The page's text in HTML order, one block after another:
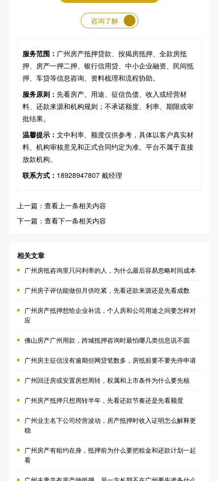
咨询了解
服务范围： 广州房产抵押贷款、按揭房抵押、全款房抵
押、房产一押二押、银行信用贷、中小企业融资、民间抵
押、车贷等信息咨询、资料梳理和流程协助。
服务原则： 先看房产、用途、征信负债、收入或经营材
料、还款来源和机构规则；不承诺额度、利率、期限或审
批结果。
温馨提示： 文中利率、额度仅供参考，具体以客户真实材
料、机构审核意见和正式合同约定为准。平台不属于直接
放款机构。
联系方式： 18928947807 戴经理
上一篇：查看上一条相关内容
下一篇：查看下一条相关内容
相关文章
广州房抵咨询里只问利率的人，为什么最后容易忽略时间成本
广州房子评估能做但月供吃紧，先看还款来源还是先看成数
广州房产抵押想给企业补流，个人房和公司用途之间要怎样对
应
佛山房产广州用款，跨城抵押咨询时最怕哪几类信息说不圆
广州房主征信没有逾期但网贷笔数多，房抵前要不要先停申请
广州回迁房或安置房想周转，权属和上市条件为什么要先核
广州房产抵押只想周转半年，先看还款节奏还是先看额度
广州业主名下公司经营波动，房产抵押时收入证明怎么解释更
稳
广州房产有租约在身，抵押前为什么要把租金和还款计划一起
看